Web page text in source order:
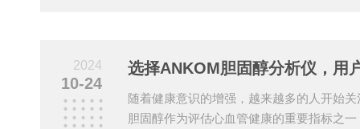
外培养箱的...
2024
10-24
选择ANKOM胆固醇分析仪，用
随着健康意识的增强，越来越多的人开始
胆固醇作为评估心血管健康的重要指标之